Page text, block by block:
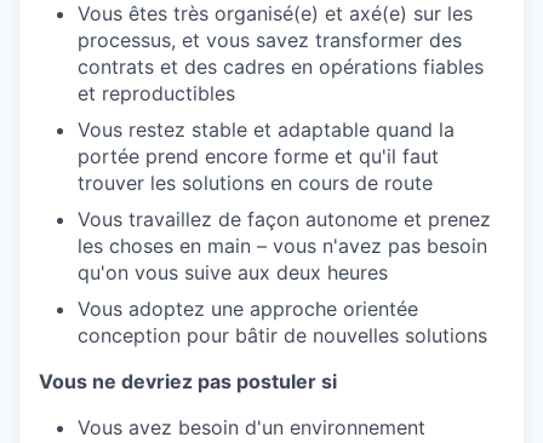
Vous êtes très organisé(e) et axé(e) sur les
processus, et vous savez transformer des
contrats et des cadres en opérations fiables
et reproductibles
Vous restez stable et adaptable quand la
portée prend encore forme et qu'il faut
trouver les solutions en cours de route
Vous travaillez de façon autonome et prenez
les choses en main – vous n'avez pas besoin
qu'on vous suive aux deux heures
Vous adoptez une approche orientée
conception pour bâtir de nouvelles solutions
Vous ne devriez pas postuler si
Vous avez besoin d'un environnement